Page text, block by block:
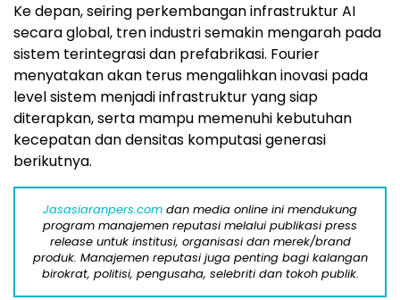
Ke depan, seiring perkembangan infrastruktur AI
secara global, tren industri semakin mengarah pada
sistem terintegrasi dan prefabrikasi. Fourier
menyatakan akan terus mengalihkan inovasi pada
level sistem menjadi infrastruktur yang siap
diterapkan, serta mampu memenuhi kebutuhan
kecepatan dan densitas komputasi generasi
berikutnya.
Jasasiaranpers.com dan media online ini mendukung
program manajemen reputasi melalui publikasi press
release untuk institusi, organisasi dan merek/brand
produk. Manajemen reputasi juga penting bagi kalangan
birokrat, politisi, pengusaha, selebriti dan tokoh publik.